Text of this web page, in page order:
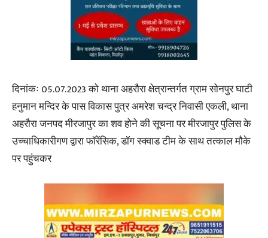
दिनांकः 05.07.2023 को थाना अहरौरा क्षेत्रान्तर्गत ग्राम सोनपुर घाटी
हनुमान मन्दिर के पास विकास पुत्र अमरेश चन्द्र निवासी एकली, थाना
अहरौरा जनपद मीरजापुर का शव होने की सूचना पर मीरजापुर पुलिस के
उच्चाधिकारीगण द्वारा फॉरेंसिक, डॉग स्क्वाड टीम के साथ तत्काल मौके
पर पहुंचकर